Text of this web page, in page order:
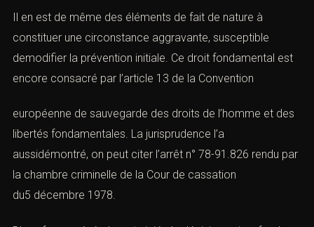
Il en est de même des éléments de fait de nature à
constituer une circonstance aggravante, susceptible
demodifier la prévention initiale. Ce droit fondamental est
encore consacré par l’article 13 de la Convention
européenne de sauvegarde des droits de l’homme et des
libertés fondamentales. La jurisprudence l’a
aussidémontré, on peut citer l’arrêt n° 78-91.826 rendu par
la chambre criminelle de la Cour de cassation
du5 décembre 1978.